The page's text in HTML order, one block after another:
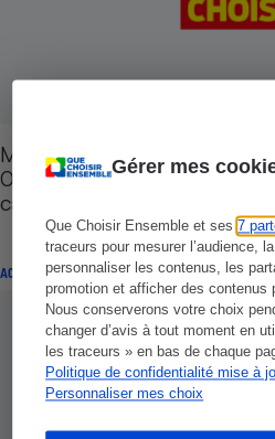
Gérer mes
Que Choisir Ensemble et ses7
traceurs pour mesurer l’audience,
personnaliser les contenus, les
promotion et afficher des contenus
Nous conserverons votre choix
changer d’avis à tout moment en
les traceurs » en bas de chaque
Politique de confidentialité mise à
Personnaliser mes choix
Mobilisation pour un plan
000 consommateurs ont
carburant à leur député
ACTION QUE CHOISIR ENSEMBLE